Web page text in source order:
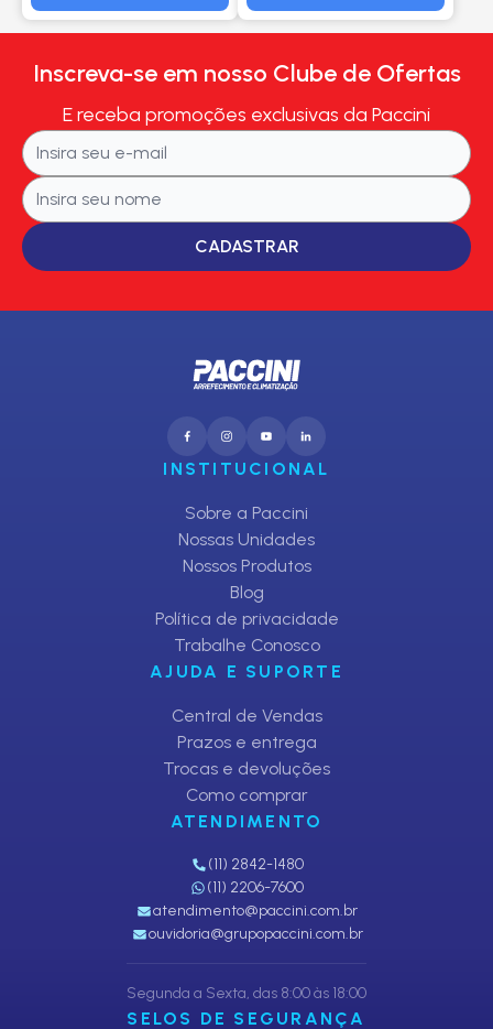
Inscreva-se em nosso Clube de Ofertas
E receba promoções exclusivas da Paccini
CADASTRAR
INSTITUCIONAL
Sobre a Paccini
Nossas Unidades
Nossos Produtos
Blog
Política de privacidade
Trabalhe Conosco
AJUDA E SUPORTE
Central de Vendas
Prazos e entrega
Trocas e devoluções
Como comprar
ATENDIMENTO
(11) 2842-1480
(11) 2206-7600
atendimento@paccini.com.br
ouvidoria@grupopaccini.com.br
Segunda a Sexta, das 8:00 às 18:00
SELOS DE SEGURANÇA